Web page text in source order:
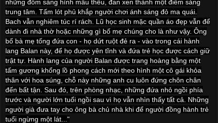
những đốm sáng hình mẫu thêu, đan xen thành một điểm sáng
trung tâm. Tấm lót phủ khắp người chơi ánh sáng đỏ ma quái.
Bach vẫn nghiêm túc rí rách. Lũ học sinh mặc quần áo đẹp vẫn để
dành đi nhà thờ hoặc những gì bố mẹ chúng cho là như vậy. Ông
bố bà mẹ tống đứa con - họ dứt ruột đẻ ra - vào trong cái hành
lang Balan này, để họ được yên tĩnh và đứa trẻ học được cách giữ
trật tự. Hành lang của người Balan được trang hoàng bằng một
tấm gương khổng lồ phong cách mới theo hình một cô gái khỏa
thân với hoa súng, chỗ này những anh cu luôn đứng chôn chân
đến bất tận. Sau đó, trên phòng nhạc, những đứa nhỏ ngồi phía
trước và người lớn tuổi ngồi sau vì họ vẫn nhìn thấy tất cả. Những
người già đưa tay cho ông bà chủ nhà khi để người đồng hành trẻ
tuổi ngừng một lát..."